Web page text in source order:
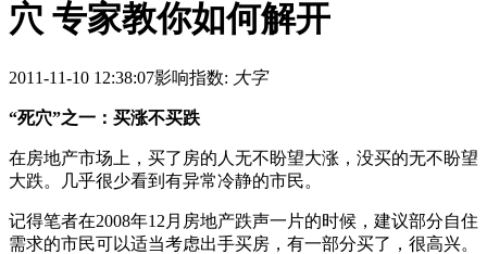
穴 专家教你如何解开
2011-11-10 12:38:07影响指数: 大字
“死穴”之一：买涨不买跌
在房地产市场上，买了房的人无不盼望大涨，没买的无不盼望
大跌。几乎很少看到有异常冷静的市民。
记得笔者在2008年12月房地产跌声一片的时候，建议部分自住
需求的市民可以适当考虑出手买房，有一部分买了，很高兴。